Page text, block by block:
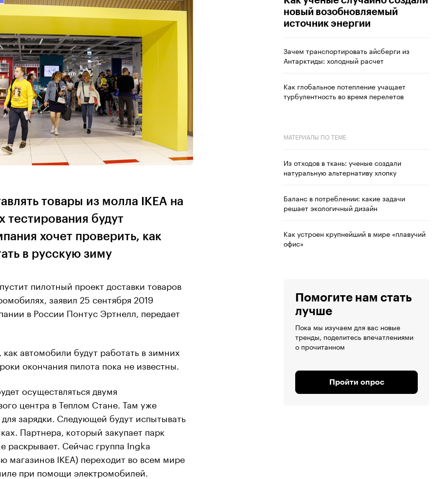
товары из молла IKEA на
будут
хочет проверить, как
в русскую зиму
пилотный проект доставки товаров
заявил 25 сентября 2019
в России Понтус Эртнелл, передает
автомобили будут работать в зимних
окончания пилота пока не известны.
осуществляться двумя
центра в Теплом Стане. Там уже
зарядки. Следующей будут испытывать
Партнера, который закупает парк
раскрывает. Сейчас группа Ingka
магазинов IKEA) переходит во всем мире
при помощи электромобилей.
новый возобновляемый
источник энергии
Зачем транспортировать айсберги из
Антарктиды: холодный расчет
Как глобальное потепление учащает
турбулентность во время перелетов
МАТЕРИАЛЫ ПО ТЕМЕ
Из отходов в ткань: ученые создали
натуральную альтернативу хлопку
Баланс в потреблении: какие задачи
решает экологичный дизайн
Как устроен крупнейший в мире «плавучий
офис»
Помогите нам стать
лучше
Пока мы изучаем для вас новые
тренды, поделитесь впечатлениями
о прочитанном
Пройти опрос